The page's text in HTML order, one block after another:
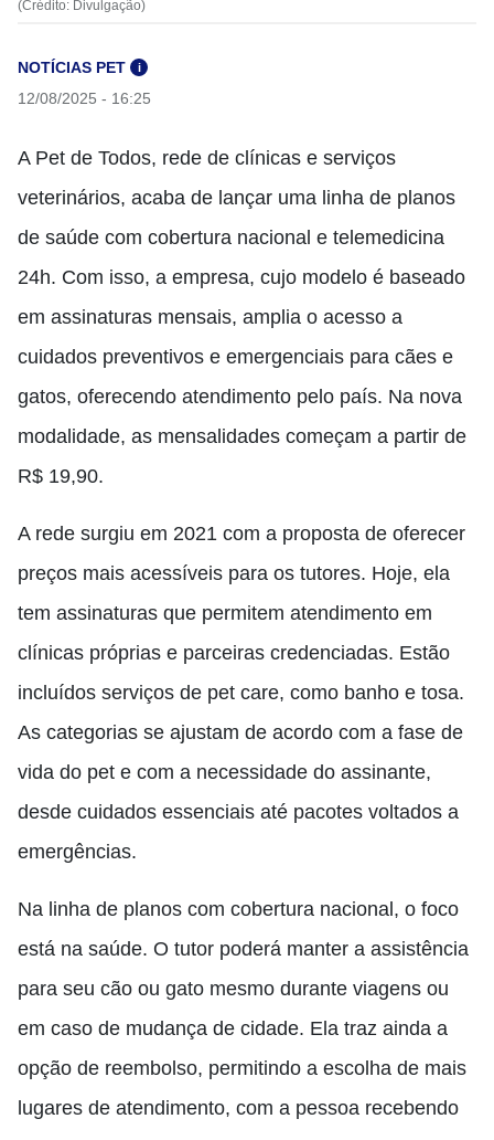
(Crédito: Divulgação)
NOTÍCIAS PET i
12/08/2025 - 16:25
A Pet de Todos, rede de clínicas e serviços
veterinários, acaba de lançar uma linha de planos
de saúde com cobertura nacional e telemedicina
24h. Com isso, a empresa, cujo modelo é baseado
em assinaturas mensais, amplia o acesso a
cuidados preventivos e emergenciais para cães e
gatos, oferecendo atendimento pelo país. Na nova
modalidade, as mensalidades começam a partir de
R$ 19,90.
A rede surgiu em 2021 com a proposta de oferecer
preços mais acessíveis para os tutores. Hoje, ela
tem assinaturas que permitem atendimento em
clínicas próprias e parceiras credenciadas. Estão
incluídos serviços de pet care, como banho e tosa.
As categorias se ajustam de acordo com a fase de
vida do pet e com a necessidade do assinante,
desde cuidados essenciais até pacotes voltados a
emergências.
Na linha de planos com cobertura nacional, o foco
está na saúde. O tutor poderá manter a assistência
para seu cão ou gato mesmo durante viagens ou
em caso de mudança de cidade. Ela traz ainda a
opção de reembolso, permitindo a escolha de mais
lugares de atendimento, com a pessoa recebendo